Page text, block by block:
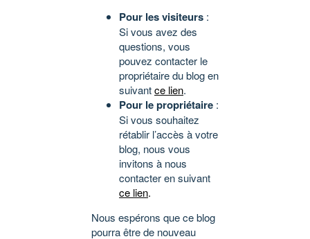
Pour les visiteurs :
Si vous avez des
questions, vous
pouvez contacter le
propriétaire du blog en
suivantce lien.
Pour le propriétaire :
Si vous souhaitez
rétablir l’accès à votre
blog, nous vous
invitons à nous
contacter en suivant
ce lien.
Nous espérons que ce blog
pourra être de nouveau